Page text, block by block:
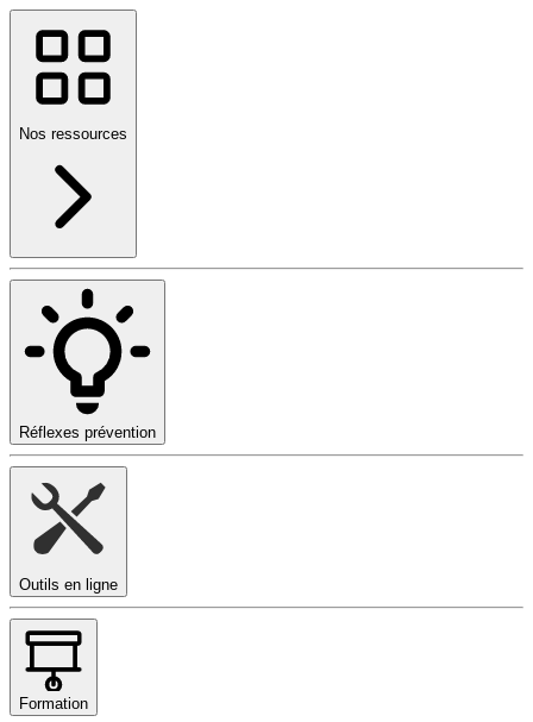
Nos ressources
Réflexes prévention
Outils en ligne
Formation